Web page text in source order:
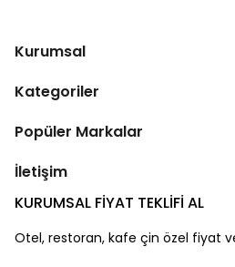
Kurumsal
Kategoriler
Popüler Markalar
İletişim
KURUMSAL FİYAT TEKLİFİ AL
Otel, restoran, kafe çin özel fiyat